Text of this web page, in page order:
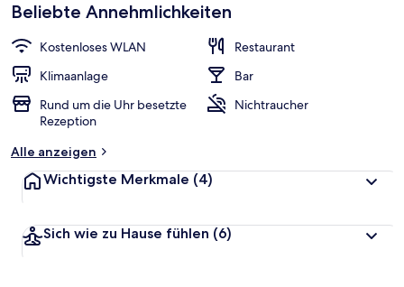
Beliebte Annehmlichkeiten
Kostenloses WLAN
Restaurant
Klimaanlage
Bar
Rund um die Uhr besetzte
Rezeption
Nichtraucher
Alle anzeigen
Wichtigste Merkmale (4)
Sich wie zu Hause fühlen (6)